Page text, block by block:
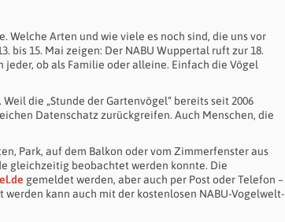
Welche Arten und wie viele es noch sind, die uns vor
bis 15. Mai zeigen: Der NABU Wuppertal ruft zur 18.
jeder, ob als Familie oder alleine. Einfach die Vögel
die „Stunde der Gartenvögel“ bereits seit 2006
Datenschatz zurückgreifen. Auch Menschen, die
Park, auf dem Balkon oder vom Zimmerfenster aus
gleichzeitig beobachtet werden konnte. Die
gemeldet werden, aber auch per Post oder Telefon –
werden kann auch mit der kostenlosen NABU-Vogelwelt-